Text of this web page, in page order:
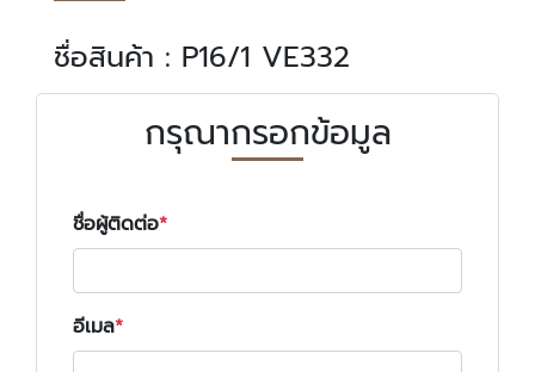
ชื่อสินค้า : P16/1 VE332
กรุณากรอกข้อมูล
ชื่อผู้ติดต่อ
อีเมล